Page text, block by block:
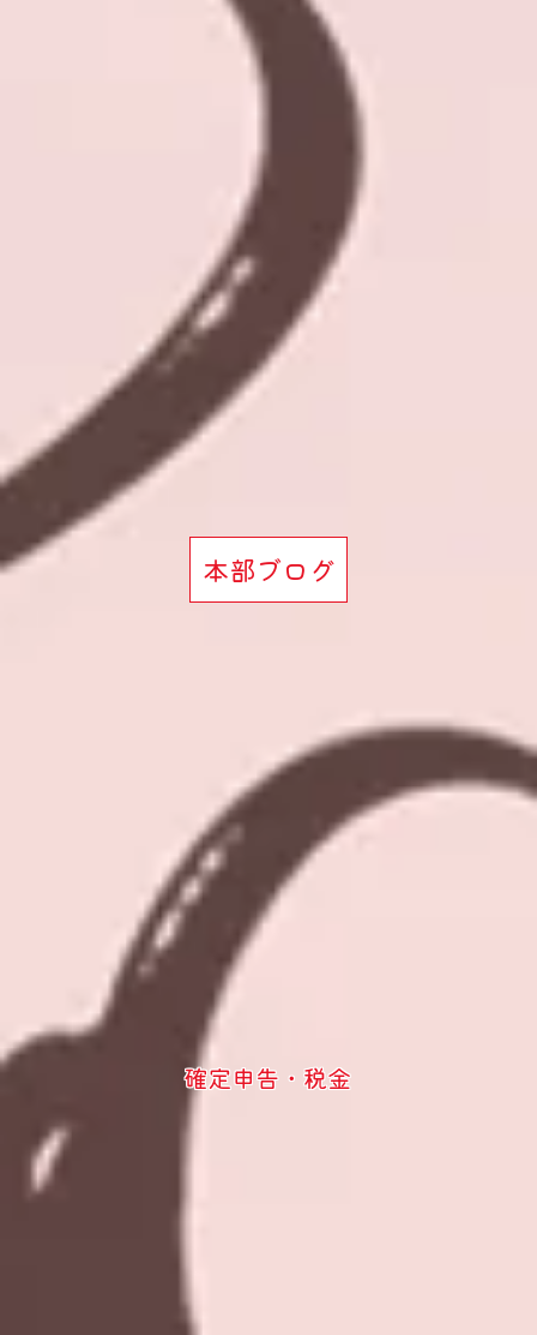
本部ブログ
確定申告・税金